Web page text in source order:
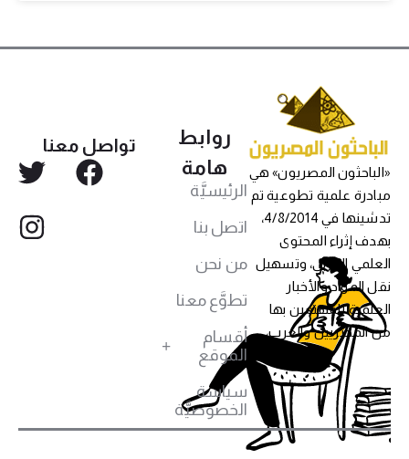
«الباحثون المصريون» هي
مبادرة علمية تطوعية تم
تدشينها في 4/8/2014،
بهدف إثراء المحتوى
العلمي العربي، وتسهيل
نقل المواد والأخبار
العلمية للمهتمين بها
من المصريين والعرب،
روابط
هامة
الرئيسيَّة
اتصل بنا
من نحن
تطوَّع معنا
أقسام
الموقع
سياسة
الخصوصيَّة
تواصل معنا